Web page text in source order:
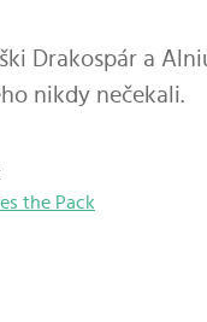
Drakospár a
nikdy nečekali.
the Pack